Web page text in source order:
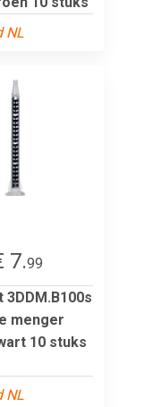
NL
7.99
menger
10 stuks
NL